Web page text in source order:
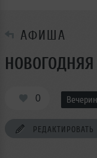
АФИША
НОВОГОДНЯЯ
0
РЕДАКТИРОВАТЬ